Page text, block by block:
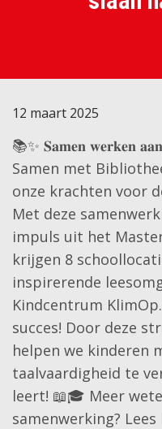
12 maart 2025
📚✨ 𝐒𝐚𝐦𝐞𝐧 𝐰𝐞𝐫𝐤𝐞𝐧 𝐚𝐚𝐧
Samen met
onze krachten voor
Met deze
impuls uit het
krijgen 8
inspirerende
Kindcentrum
succes! Door deze
helpen we kinderen
taalvaardigheid te
leert! 📖🎓 Meer
samenwerking?